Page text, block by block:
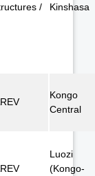
/
Kinshasa
Kongo
Central
Luozi
(Kongo-